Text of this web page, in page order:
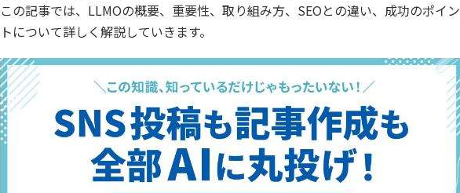
この記事では、LLMOの概要、重要性、取り組み方、SEOとの違い、成功のポイン
トについて詳しく解説していきます。